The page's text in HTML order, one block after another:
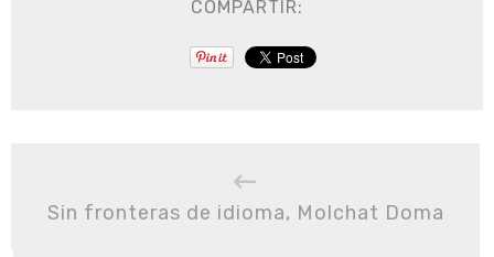
COMPARTIR:
Sin fronteras de idioma, Molchat Doma